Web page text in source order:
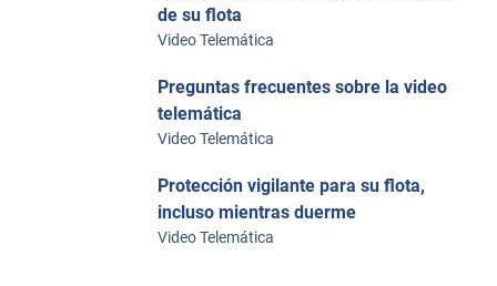
de su flota
Video Telemática
Preguntas frecuentes sobre la video
telemática
Video Telemática
Protección vigilante para su flota,
incluso mientras duerme
Video Telemática